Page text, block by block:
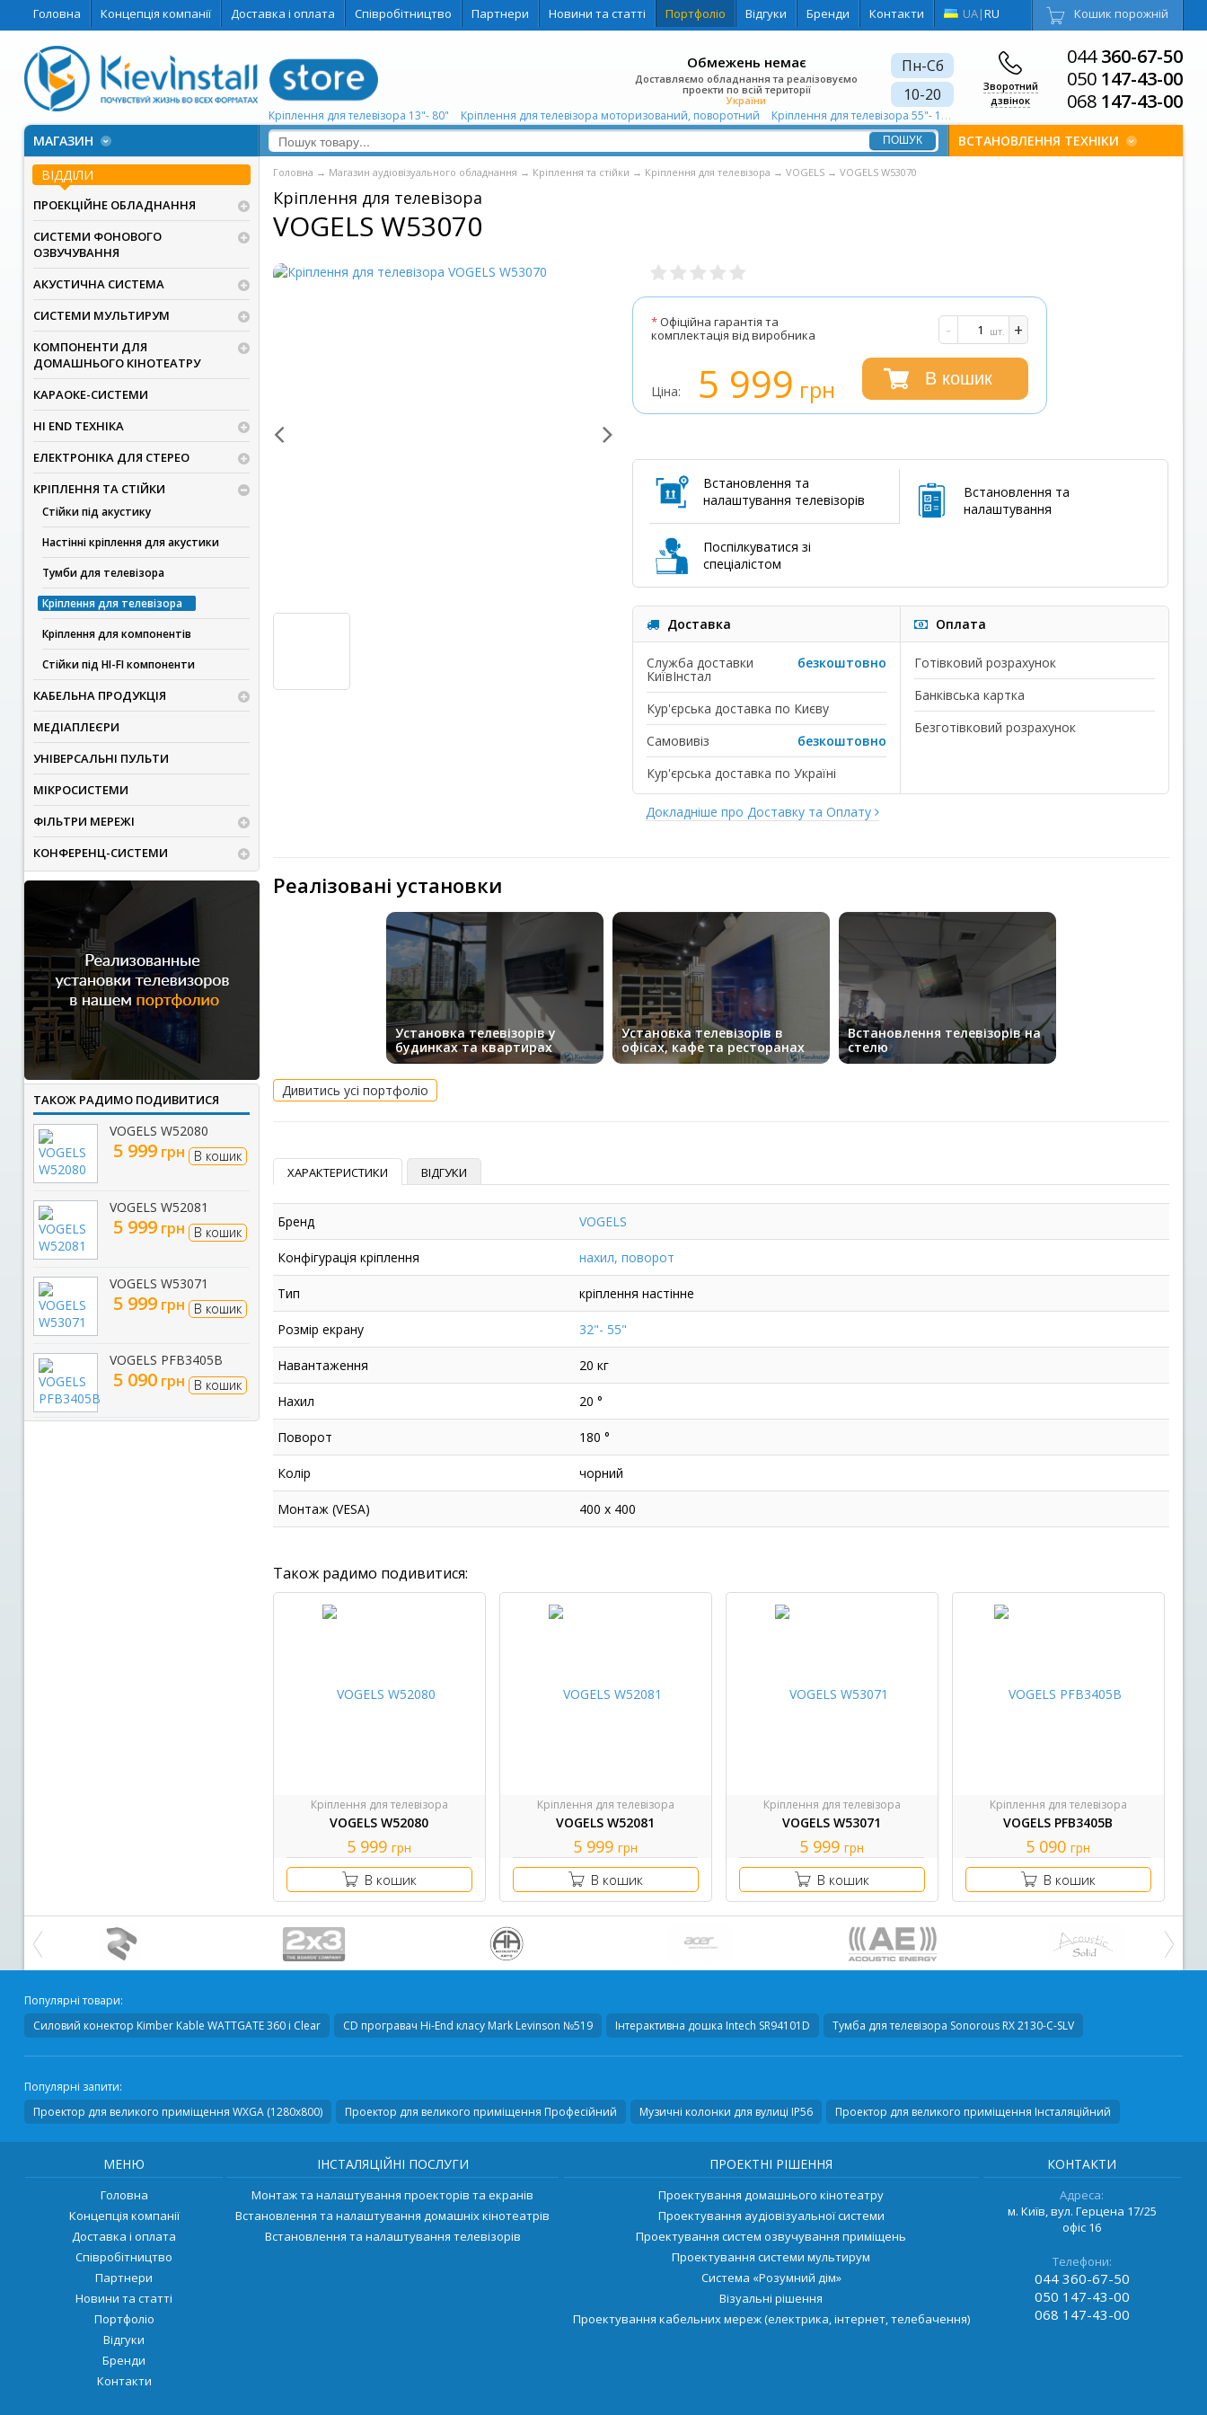
Головна Концепція компанії Доставка і оплата Співробітництво Партнери Новини та статті Портфоліо Відгуки Бренди Контакти UA|RU Кошик порожній
044360-67-50
050 147-43-00
068 147-43-00
Зворотний
дзвінок
Пн-Сб
10-20
Обмежень немає
Доставляємо обладнання та реалізовуємо
проекти по всій території
України
МАГАЗИН
Кріплення для телевізора 13"- 80" Кріплення для телевізора моторизований, поворотний Кріплення для телевізора 55"- 100"
ВСТАНОВЛЕННЯ ТЕХНІКИ
ВІДДІЛИ
ПРОЕКЦІЙНЕ ОБЛАДНАННЯ
СИСТЕМИ ФОНОВОГО
ОЗВУЧУВАННЯ
АКУСТИЧНА СИСТЕМА
СИСТЕМИ МУЛЬТИРУМ
КОМПОНЕНТИ ДЛЯ
ДОМАШНЬОГО КІНОТЕАТРУ
КАРАОКЕ-СИСТЕМИ
HI END ТЕХНІКА
ЕЛЕКТРОНІКА ДЛЯ СТЕРЕО
КРІПЛЕННЯ ТА СТІЙКИ
Стійки під акустику
Настінні кріплення для акустики
Тумби для телевізора
Кріплення для телевізора
Кріплення для компонентів
Стійки під HI-FI компоненти
КАБЕЛЬНА ПРОДУКЦІЯ
МЕДІАПЛЕЄРИ
УНІВЕРСАЛЬНІ ПУЛЬТИ
МІКРОСИСТЕМИ
ФІЛЬТРИ МЕРЕЖІ
КОНФЕРЕНЦ-СИСТЕМИ
ТАКОЖ РАДИМО ПОДИВИТИСЯ
VOGELS W52080
5 999грн В кошик
VOGELS W52081
5 999грн В кошик
VOGELS W53071
5 999грн В кошик
VOGELS PFB3405B
5 090грн В кошик
Головна → Магазин аудіовізуального обладнання → Кріплення та стійки → Кріплення для телевізора → VOGELS → VOGELS W53070
Кріплення для телевізора
VOGELS W53070
*Офіційна гарантія та
комплектація від виробника
- +
шт.
Ціна: 5 999 грн В кошик
Встановлення та
налаштування телевізорів
Встановлення та
налаштування
Поспілкуватися зі
спеціалістом
Доставка
Служба доставки
КиївІнстал
безкоштовно
Кур'єрська доставка по Києву
Самовивіз
безкоштовно
Кур'єрська доставка по Україні
Оплата
Готівковий розрахунок
Банківська картка
Безготівковий розрахунок
Докладніше про Доставку та Оплату
Реалізовані установки
Установка телевізорів у
будинках та квартирах
Установка телевізорів в
офісах, кафе та ресторанах
Встановлення телевізорів на
стелю
Дивитись усі портфоліо
ХАРАКТЕРИСТИКИ ВІДГУКИ
Бренд VOGELS
Конфігурація кріплення нахил, поворот
Тип кріплення настінне
Розмір екрану 32"- 55"
Навантаження 20 кг
Нахил 20 °
Поворот 180 °
Колір чорний
Монтаж (VESA) 400 x 400
Також радимо подивитися:
Кріплення для телевізора
VOGELS W52080
5 999 грн
В кошик
Кріплення для телевізора
VOGELS W52081
5 999грн
В кошик
Кріплення для телевізора
VOGELS W53071
5 999грн
В кошик
Кріплення для телевізора
VOGELS PFB3405B
5 090грн
В кошик
Популярні товари:
Силовий конектор Kimber Kable WATTGATE 360 i Clear CD програвач Hi-End класуMark Levinson №519 Інтерактивна дошка Intech SR94101D Тумба для телевізора Sonorous RX 2130-C-SLV
Популярні запити:
Проектор для великого приміщення WXGA (1280х800)
Проектор для великого приміщення Професійний Музичні колонки для вулиці IP56 Проектор для великого приміщення Інсталяційний
МЕНЮ
Головна
Концепція компанії
Доставка і оплата
Співробітництво
Партнери
Новини та статті
Портфоліо
Відгуки
Бренди
Контакти
ІНСТАЛЯЦІЙНІ ПОСЛУГИ
Монтаж та налаштування проекторів та екранів
Встановлення та налаштування домашніх кінотеатрів
Встановлення та налаштування телевізорів
ПРОЕКТНІ РІШЕННЯ
Проектування домашнього кінотеатру
Проектування аудіовізуальної системи
Проектування систем озвучування приміщень
Проектування системи мультирум
Система «Розумний дім»
Візуальні рішення
Проектування кабельних мереж (електрика, інтернет, телебачення)
КОНТАКТИ
Адреса:
м. Київ, вул. Герцена 17/25
офіс 16
Телефони:
044360-67-50
050 147-43-00
068 147-43-00